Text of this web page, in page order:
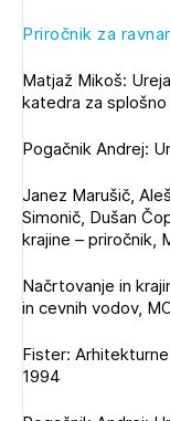
Priročnik za
Matjaž Mikoš:
katedra za
Pogačnik Andrej:
Janez Marušič,
Simonič, Dušan
krajine – priročnik,
Načrtovanje in
in cevnih vodov,
Fister:
1994